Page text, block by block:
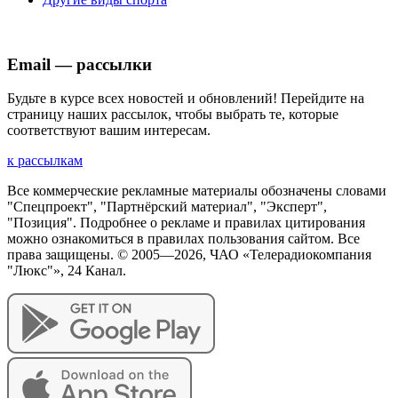
Email — рассылки
Будьте в курсе всех новостей и обновлений! Перейдите на
страницу наших рассылок, чтобы выбрать те, которые
соответствуют вашим интересам.
к рассылкам
Все коммерческие рекламные материалы обозначены словами
"Спецпроект", "Партнёрский материал", "Эксперт",
"Позиция". Подробнее о рекламе и правилах цитирования
можно ознакомиться в правилах пользования сайтом. Все
права защищены. © 2005—2026, ЧАО «Телерадиокомпания
"Люкс"», 24 Канал.